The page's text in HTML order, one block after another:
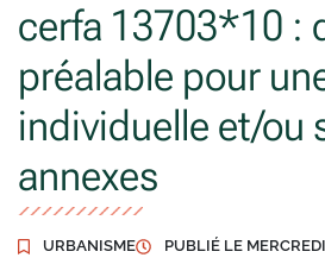
cerfa 13703*10 :
préalable pour
individuelle et/ou
annexes
URBANISME PUBLIÉ LE